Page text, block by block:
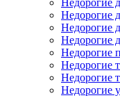
Недорогие
Недорогие
Недорогие
Недорогие
Недорогие
Недорогие
Недорогие
Недорогие